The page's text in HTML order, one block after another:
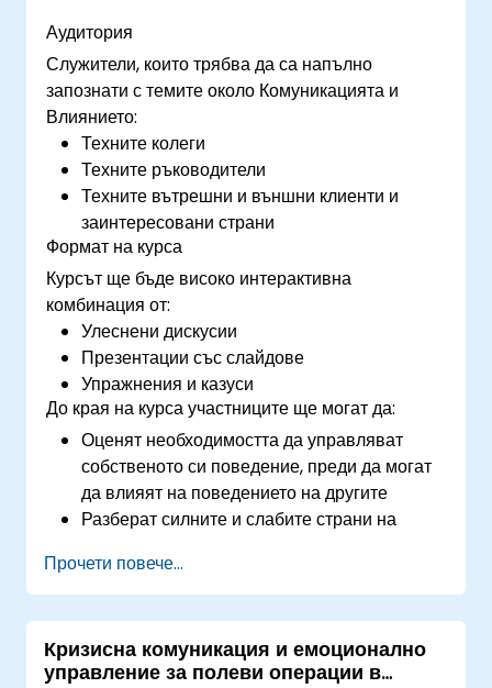
Аудитория
Служители, които трябва да са напълно
запознати с темите около Комуникацията и
Влиянието:
Техните колеги
Техните ръководители
Техните вътрешни и външни клиенти и
заинтересовани страни
Формат на курса
Курсът ще бъде високо интерактивна
комбинация от:
Улеснени дискусии
Презентации със слайдове
Упражнения и казуси
До края на курса участниците ще могат да:
Оценят необходимостта да управляват
собственото си поведение, преди да могат
да влияят на поведението на другите
Разберат силните и слабите страни на
средства
Управляват своите вътрешни и външни
клиенти и заинтересовани страни
Обяснят как да се справят с трудните
ситуации, които могат да срещнат в офиса
Прочети повече...
Кризисна комуникация и емоционално
управление за полеви операции в